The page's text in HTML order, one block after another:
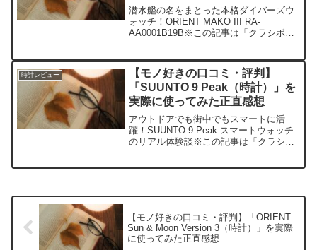
に使ってみた正直感想
潜水艦の名をまとった本格ダイバーズウ
ォッチ！ORIENT MAKO III RA-
AA0001B19B※この記事は「クラシボヤ
サービスへの口コミ今日、編集部が紹介
したい...
時計レビュー
【モノ好きの口コミ・評判】
「SUUNTO 9 Peak（時計）」を
実際に使ってみた正直感想
アウトドアでも街中でもスマートに活
躍！SUUNTO 9 Peak スマートウォッチ
のリアル体験談※この記事は「クラシボ
【モノ好きの口コミ・評判】「ORIENT
Sun & Moon Version 3（時計）」を実際
に使ってみた正直感想